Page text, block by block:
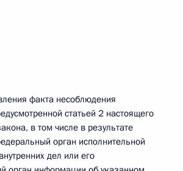
факта несоблюдения
статьей 2 настоящего
в том числе в результате
орган исполнительной
дел или его